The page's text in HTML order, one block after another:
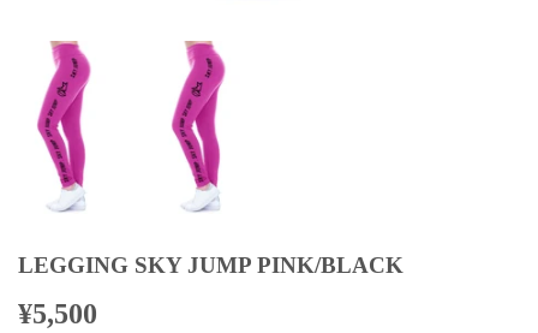
LEGGING SKY JUMP PINK/BLACK
¥5,500